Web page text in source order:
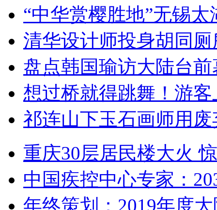
“中华赏樱胜地”无锡
清华设计师投身胡同
盘点韩国瑜访大陆台
想过桥就得跳舞！游客
祁连山下玉石画师用
重庆30层居民楼大火
中国疾控中心专家：
年终策划：2019年度